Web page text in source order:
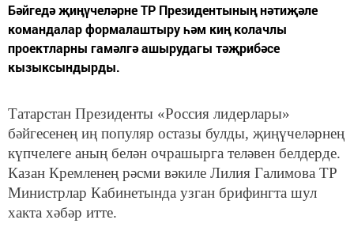
Бәйгедә җиңүчеләрне ТР Президентының нәтиҗәле
командалар формалаштыру һәм киң колачлы
проектларны гамәлгә ашырудагы тәҗрибәсе
кызыксындырды.
Татарстан Президенты «Россия лидерлары»
бәйгесенең иң популяр остазы булды, җиңүчеләрнең
күпчелеге аның белән очрашырга теләвен белдерде.
Казан Кремленең рәсми вәкиле Лилия Галимова ТР
Министрлар Кабинетында узган брифингта шул
хакта хәбәр итте.